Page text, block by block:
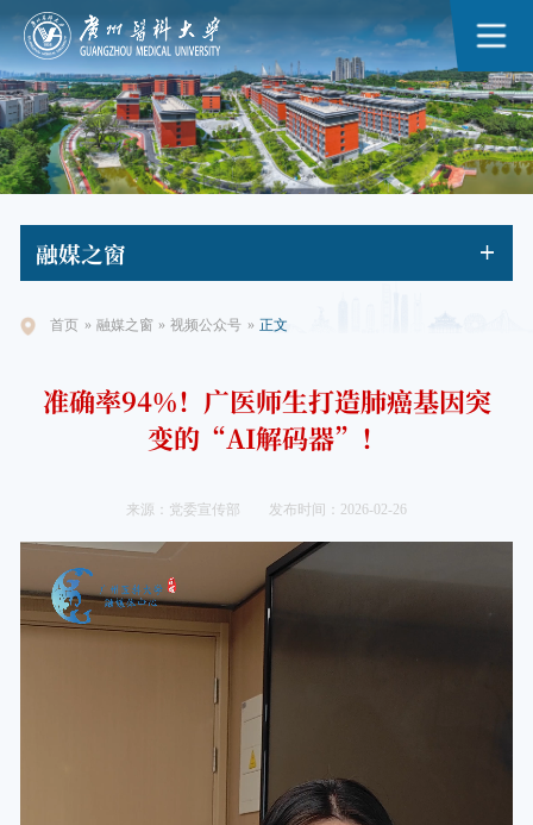
融媒之窗
首页 » 融媒之窗 » 视频公众号 » 正文
准确率94%！广医师生打造肺癌基因突
变的“AI解码器”！
来源：党委宣传部 发布时间：2026-02-26